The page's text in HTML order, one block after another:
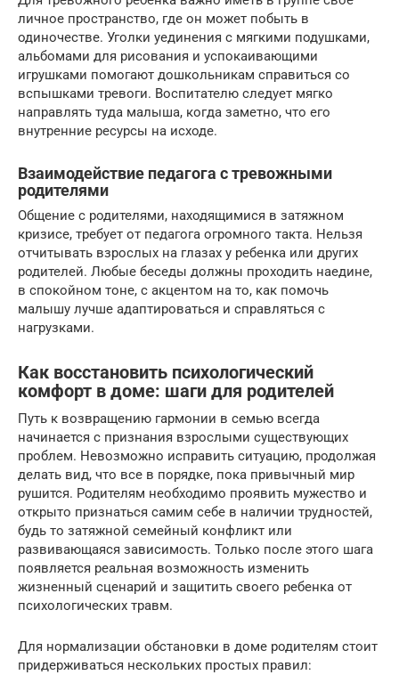
личное пространство, где он может побыть в
одиночестве. Уголки уединения с мягкими подушками,
альбомами для рисования и успокаивающими
игрушками помогают дошкольникам справиться со
вспышками тревоги. Воспитателю следует мягко
направлять туда малыша, когда заметно, что его
внутренние ресурсы на исходе.
Взаимодействие педагога с тревожными
родителями
Общение с родителями, находящимися в затяжном
кризисе, требует от педагога огромного такта. Нельзя
отчитывать взрослых на глазах у ребенка или других
родителей. Любые беседы должны проходить наедине,
в спокойном тоне, с акцентом на то, как помочь
малышу лучше адаптироваться и справляться с
нагрузками.
Как восстановить психологический
комфорт в доме: шаги для родителей
Путь к возвращению гармонии в семью всегда
начинается с признания взрослыми существующих
проблем. Невозможно исправить ситуацию, продолжая
делать вид, что все в порядке, пока привычный мир
рушится. Родителям необходимо проявить мужество и
открыто признаться самим себе в наличии трудностей,
будь то затяжной семейный конфликт или
развивающаяся зависимость. Только после этого шага
появляется реальная возможность изменить
жизненный сценарий и защитить своего ребенка от
психологических травм.
Для нормализации обстановки в доме родителям стоит
придерживаться нескольких простых правил: